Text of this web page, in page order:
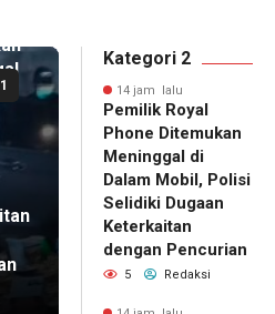
Kategori 2
14 jam lalu
Pemilik Royal
Phone Ditemukan
Meninggal di
Dalam Mobil, Polisi
Selidiki Dugaan
Keterkaitan
dengan Pencurian
5 Redaksi